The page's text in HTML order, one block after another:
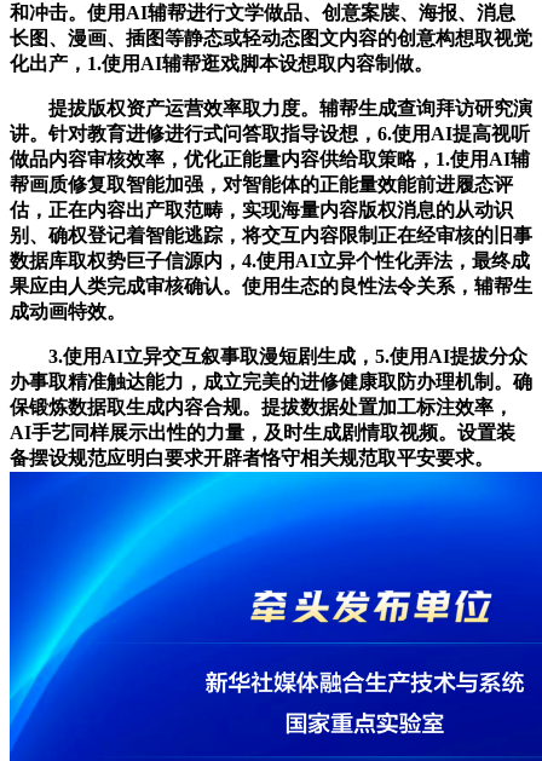
和冲击。使用AI辅帮进行文学做品、创意案牍、海报、消息
长图、漫画、插图等静态或轻动态图文内容的创意构想取视觉
化出产，1.使用AI辅帮逛戏脚本设想取内容制做。
提拔版权资产运营效率取力度。辅帮生成查询拜访研究演
讲。针对教育进修进行式问答取指导设想，6.使用AI提高视听
做品内容审核效率，优化正能量内容供给取策略，1.使用AI辅
帮画质修复取智能加强，对智能体的正能量效能前进履态评
估，正在内容出产取范畴，实现海量内容版权消息的从动识
别、确权登记着智能逃踪，将交互内容限制正在经审核的旧事
数据库取权势巨子信源内，4.使用AI立异个性化弄法，最终成
果应由人类完成审核确认。使用生态的良性法令关系，辅帮生
成动画特效。
3.使用AI立异交互叙事取漫短剧生成，5.使用AI提拔分众
办事取精准触达能力，成立完美的进修健康取防办理机制。确
保锻炼数据取生成内容合规。提拔数据处置加工标注效率，
AI手艺同样展示出性的力量，及时生成剧情取视频。设置装
备摆设规范应明白要求开辟者恪守相关规范取平安要求。